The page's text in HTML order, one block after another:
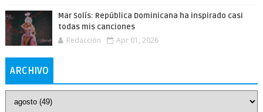
Mar Solís: República Dominicana ha inspirado casi
todas mis canciones
Redacción Apr 01, 2026
ARCHIVO